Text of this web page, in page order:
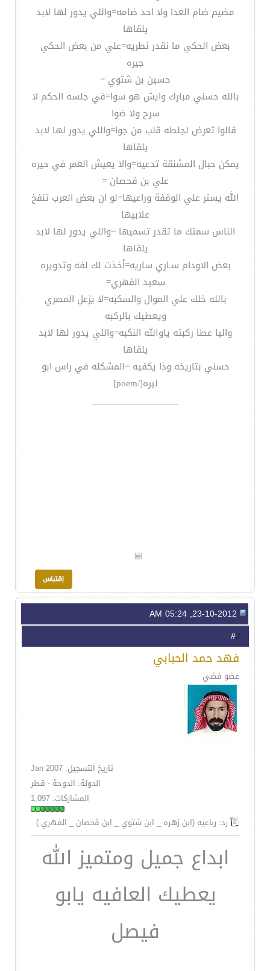
مضيم ضام العدا ولا احد ضامه=واللي يدور لها لابد
يلقاها
بعض الحكي ما نقدر نطريه=علي من بعض الحكي
جيره
حسين بن شتوي =
بالله حسني مبارك وايش هو سوا=في جلسه الحكم لا
سرح ولا ضوا
قالوا تعرض لجلطه قلب من جوا=واللي يدور لها لابد
يلقاها
يمكن حبال المشنقة تدعيه=والا يعيش العمر في حيره
علي بن قحصان =
الله يستر علي الوقفة وراعيها=لو ان بعض العرب تنفخ
علابيها
الناس سمتك ما تقدر تسميها =واللي يدور لها لابد
يلقاها
بعض الاودام سـاري ساريه=أخذت لك لفه وتدويره
سعيد الفهري=
بالله خلك علي الموال والسكبه=لا يزعل المصري
ويعطيك بالركبه
واليا عطا ركبته ياوالله النكبه=واللي يدور لها لابد
يلقاها
حسني بتاريخه وذا يكفيه =المشكله في راس ابو
ليره[/poem]
__________________
2
فهد حمد الحبابي
عضو فضي
تاريخ التسجيل: Jan 2007
الدولة: الدوحة - قطر
المشاركات: 1,097
رد: رباعيه (ابن زهره _ ابن شتوي _ ابن قحصان _ الفهري )
ابداع جميل ومتميز الله
يعطيك العافيه يابو
فيصل